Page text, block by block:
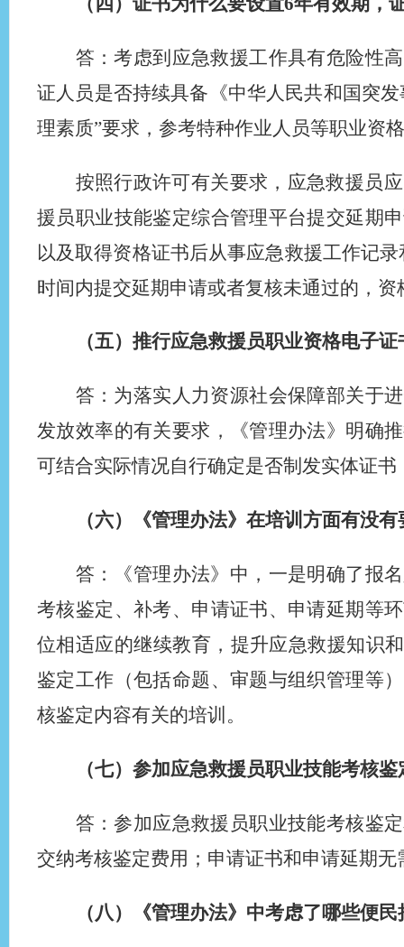
答：考虑到应急救援工作具有危险性
证人员是否持续具备《中华人民共和国突
理素质”要求，参考特种作业人员等职业资
按照行政许可有关要求，应急救援员
援员职业技能鉴定综合管理平台提交延期
以及取得资格证书后从事应急救援工作记
时间内提交延期申请或者复核未通过的，
（五）推行应急救援员职业资格电子
答：为落实人力资源社会保障部关于
发放效率的有关要求，《管理办法》明确
可结合实际情况自行确定是否制发实体证
（六）《管理办法》在培训方面有没有
答：《管理办法》中，一是明确了报
考核鉴定、补考、申请证书、申请延期等
位相适应的继续教育，提升应急救援知识
鉴定工作（包括命题、审题与组织管理等
核鉴定内容有关的培训。
（七）参加应急救援员职业技能考核
答：参加应急救援员职业技能考核鉴
交纳考核鉴定费用；申请证书和申请延期无
（八）《管理办法》中考虑了哪些便民